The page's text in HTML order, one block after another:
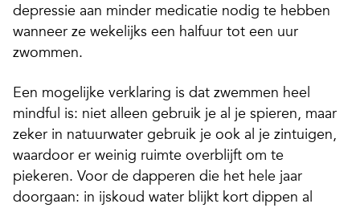
depressie aan minder medicatie nodig te hebben
wanneer ze wekelijks een halfuur tot een uur
zwommen.
Een mogelijke verklaring is dat zwemmen heel
mindful is: niet alleen gebruik je al je spieren, maar
zeker in natuurwater gebruik je ook al je zintuigen,
waardoor er weinig ruimte overblijft om te
piekeren. Voor de dapperen die het hele jaar
doorgaan: in ijskoud water blijkt kort dippen al